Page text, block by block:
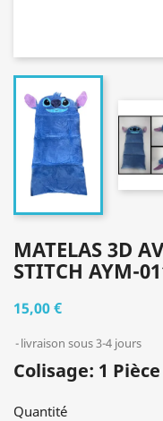
MATELAS 3D
STITCH AYM-
15,00 €
livraison sous 3-4 jours
Colisage: 1 Pièce
Quantité